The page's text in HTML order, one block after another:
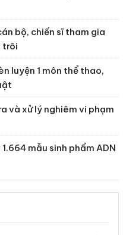
bộ, chiến sĩ tham gia
trôi
luyện 1 môn thể thao,
và xử lý nghiêm vi phạm
mẫu sinh phẩm ADN